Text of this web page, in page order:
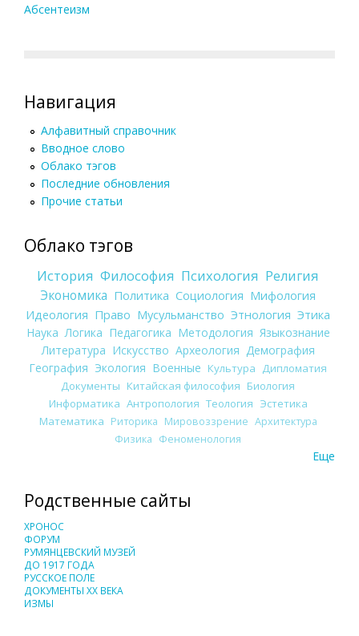
Абсентеизм
Навигация
Алфавитный справочник
Вводное слово
Облако тэгов
Последние обновления
Прочие статьи
Облако тэгов
История Философия Психология Религия
Экономика Политика Социология Мифология
Идеология Право Мусульманство Этнология Этика
Наука Логика Педагогика Методология Языкознание
Литература Искусство Археология Демография
География Экология Военные Культура
Дипломатия
Документы Китайская философия Биология
Информатика Антропология Теология Эстетика
Математика Риторика Мировоззрение Архитектура
Физика Феноменология
Еще
Родственные сайты
ХРОНОС
ФОРУМ
РУМЯНЦЕВСКИЙ МУЗЕЙ
ДО 1917 ГОДА
РУССКОЕ ПОЛЕ
ДОКУМЕНТЫ XX ВЕКА
ИЗМЫ